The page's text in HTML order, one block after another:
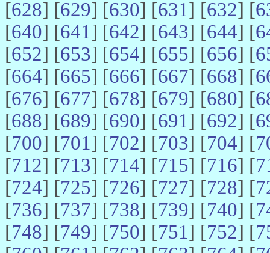
[628] [629] [630] [631] [632] [
[640] [641] [642] [643] [644] [
[652] [653] [654] [655] [656] [
[664] [665] [666] [667] [668] [
[676] [677] [678] [679] [680] [
[688] [689] [690] [691] [692] [
[700] [701] [702] [703] [704] [
[712] [713] [714] [715] [716] [
[724] [725] [726] [727] [728] [
[736] [737] [738] [739] [740] [
[748] [749] [750] [751] [752] [